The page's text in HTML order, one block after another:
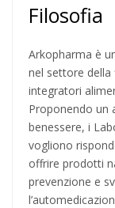
Filosofia
Arkopharma è
nel settore della
integratori
Proponendo un
benessere, i
vogliono
offrire prodotti
prevenzione e